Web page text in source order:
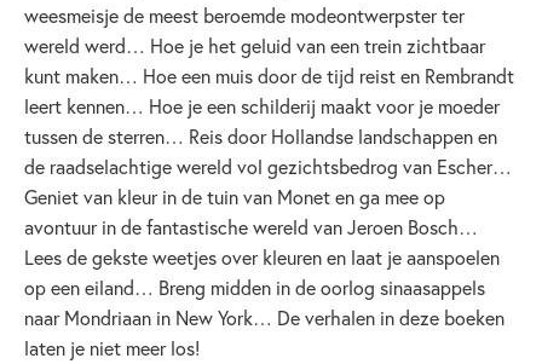
weesmeisje de meest beroemde modeontwerpster ter
wereld werd… Hoe je het geluid van een trein zichtbaar
kunt maken… Hoe een muis door de tijd reist en Rembrandt
leert kennen… Hoe je een schilderij maakt voor je moeder
tussen de sterren… Reis door Hollandse landschappen en
de raadselachtige wereld vol gezichtsbedrog van Escher…
Geniet van kleur in de tuin van Monet en ga mee op
avontuur in de fantastische wereld van Jeroen Bosch…
Lees de gekste weetjes over kleuren en laat je aanspoelen
op een eiland… Breng midden in de oorlog sinaasappels
naar Mondriaan in New York… De verhalen in deze boeken
laten je niet meer los!